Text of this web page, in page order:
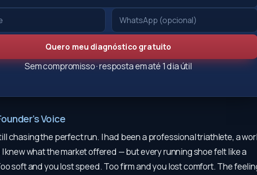
Quero meu diagnóstico gratuito
Sem compromisso · resposta em até 1 dia útil
Voice
chasing the perfect run. I had been a professional triathlete, a
knew what the market offered — but every running shoe felt like a
soft and you lost speed. Too firm and you lost comfort. The